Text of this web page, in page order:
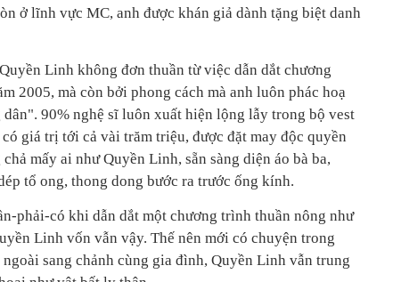
ở lĩnh vực MC, anh được khán giả dành tặng biệt danh
Linh không đơn thuần từ việc dẫn dắt chương
2005, mà còn bởi phong cách mà anh luôn phác hoạ
90% nghệ sĩ luôn xuất hiện lộng lẫy trong bộ vest
giá trị tới cả vài trăm triệu, được đặt may độc quyền
mấy ai như Quyền Linh, sẵn sàng diện áo bà ba,
tổ ong, thong dong bước ra trước ống kính.
phải-có khi dẫn dắt một chương trình thuần nông như
Linh vốn vẫn vậy. Thế nên mới có chuyện trong
sang chảnh cùng gia đình, Quyền Linh vẫn trung